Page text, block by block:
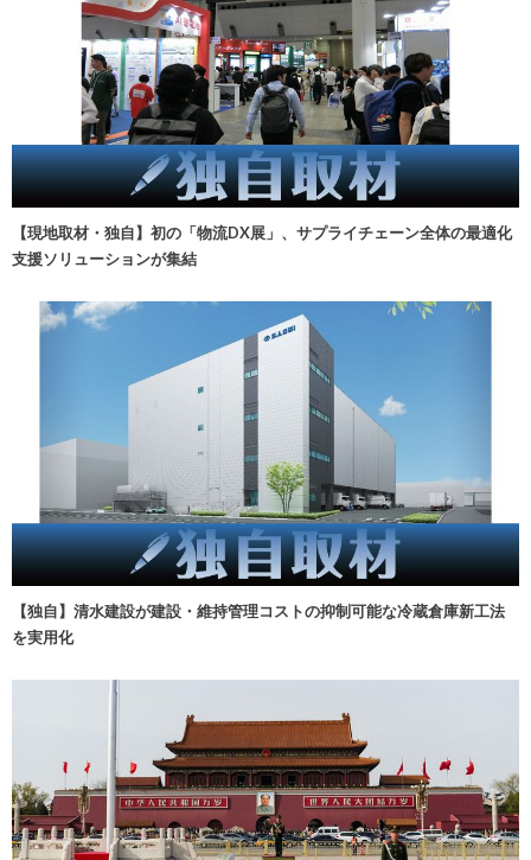
【現地取材・独自】初の「物流DX展」、サプライチェーン全体の最適化
支援ソリューションが集結
【独自】清水建設が建設・維持管理コストの抑制可能な冷蔵倉庫新工法
を実用化